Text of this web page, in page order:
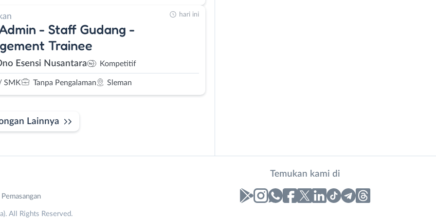
- Staff Gudang -
Trainee
Esensi Nusantara Kompetitif
SMK Tanpa Pengalaman Sleman
hari ini
Lainnya
Temukan kami di
All Rights Reserved.